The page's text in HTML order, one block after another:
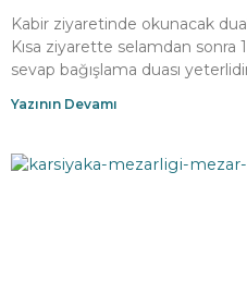
Kabir ziyaretinde okunacak
Kısa ziyarette selamdan sonra
sevap bağışlama duası
Yazının Devamı